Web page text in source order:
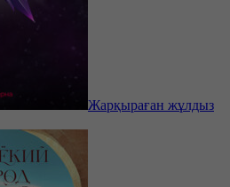
Жарқыраған жұлдыз